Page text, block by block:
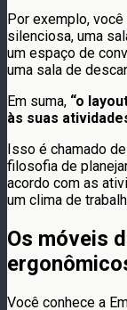
Por exemplo,
silenciosa, uma
um espaço de
uma sala de
Em suma, “o
às suas
Isso é chamado
filosofia de
acordo com as
um clima de
Os móveis
Você conhece a